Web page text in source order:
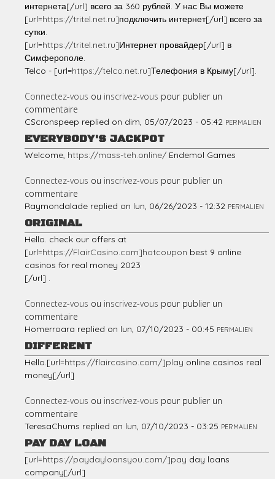
интернета[/url] всего за 360 рублей. У нас Вы можете
[url=https://tritel.net.ru]подключить интернет[/url] всего за
сутки.
[url=https://tritel.net.ru]Интернет провайдер[/url] в
Симферополе.
Telco - [url=https://telco.net.ru]Телефония в Крыму[/url].
Connectez-vous ou inscrivez-vous pour publier un
commentaire
CScronspeep replied on dim, 05/07/2023 - 05:42 PERMALIEN
EVERYBODY'S JACKPOT
Welcome, https://mass-teh.online/ Endemol Games
Connectez-vous ou inscrivez-vous pour publier un
commentaire
Raymondalade replied on lun, 06/26/2023 - 12:32 PERMALIEN
ORIGINAL
Hello. check our offers at
[url=https://FlairCasino.com]hotcoupon best 9 online
casinos for real money 2023
[/url] .
Connectez-vous ou inscrivez-vous pour publier un
commentaire
Homerroara replied on lun, 07/10/2023 - 00:45 PERMALIEN
DIFFERENT
Hello.[url=https://flaircasino.com/]play online casinos real
money[/url]
Connectez-vous ou inscrivez-vous pour publier un
commentaire
TeresaChums replied on lun, 07/10/2023 - 03:25 PERMALIEN
PAY DAY LOAN
[url=https://paydayloansyou.com/]pay day loans
company[/url]